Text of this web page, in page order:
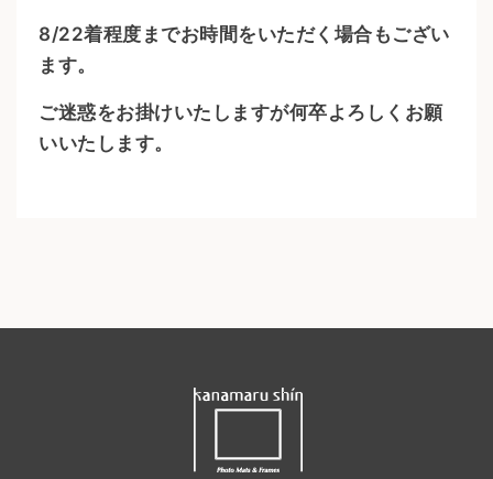
8/22着程度までお時間をいただく場合もござい
ます。
ご迷惑をお掛けいたしますが何卒よろしくお願
いいたします。